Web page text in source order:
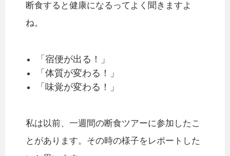
断食すると健康になるってよく聞きますよ
ね。
「宿便が出る！」
「体質が変わる！」
「味覚が変わる！」
私は以前、一週間の断食ツアーに参加したこ
とがあります。その時の様子をレポートした